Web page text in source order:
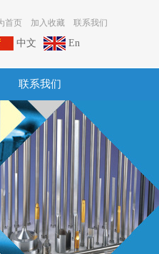
首页 加入收藏 联系我们
中文 En
联系我们